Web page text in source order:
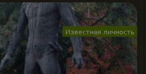
Известная личность